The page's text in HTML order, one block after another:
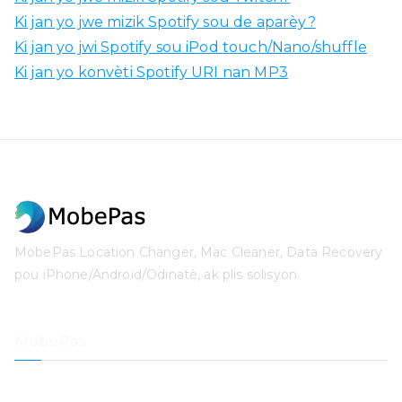
Ki jan yo jwe mizik Spotify sou de aparèy?
Ki jan yo jwi Spotify sou iPod touch/Nano/shuffle
Ki jan yo konvèti Spotify URI nan MP3
MobePas Location Changer, Mac Cleaner, Data Recovery
pou iPhone/Android/Odinatè, ak plis solisyon.